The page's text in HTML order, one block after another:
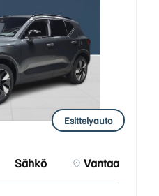
Esittelyauto
Sähkö Vantaa